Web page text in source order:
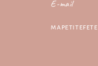
E-mail